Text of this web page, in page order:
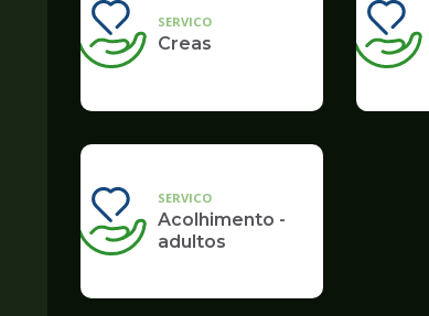
SERVICO
Creas
SERVICO
Acolhimento -
adultos